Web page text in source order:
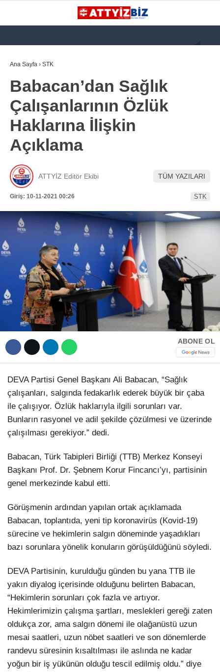
WhatsApp İhbar
Hattı
Facebook
Instagram
TikTok
Dribbble
KATEGORİLER
GÜNDEM
112 ACİL
KPSS
PARAMEDİK (AABT)
STK
İLANLAR
TERCİH ROBOTU
Ana Sayfa › STK
Babacan’dan Sağlık
Çalışanlarının Özlük
Haklarına İlişkin
Açıklama
ATTYİZ Editör Ekibi TÜM YAZILARI
Giriş: 10-11-2021 00:26 STK
ABONE OL
DEVA Partisi Genel Başkanı Ali Babacan, “Sağlık
çalışanları, salgında fedakarlık ederek büyük bir çaba
ile çalışıyor. Özlük haklarıyla ilgili sorunları var.
Bunların rasyonel ve adil şekilde çözülmesi ve üzerinde
çalışılması gerekiyor.” dedi.
Babacan, Türk Tabipleri Birliği (TTB) Merkez Konseyi
Başkanı Prof. Dr. Şebnem Korur Fincancı’yı, partisinin
genel merkezinde kabul etti.
Görüşmenin ardından yapılan ortak açıklamada
Babacan, toplantıda, yeni tip koronavirüs (Kovid-19)
sürecine ve hekimlerin salgın döneminde yaşadıkları
bazı sorunlara yönelik konuların görüşüldüğünü söyledi.
DEVA Partisinin, kurulduğu günden bu yana TTB ile
yakın diyalog içerisinde olduğunu belirten Babacan,
“Hekimlerin sorunları çok fazla ve artıyor.
Hekimlerimizin çalışma şartları, meslekleri gereği zaten
oldukça zor, ama salgın dönemi ile olağanüstü uzun
mesai saatleri, uzun nöbet saatleri ve son dönemlerde
randevu süresinin kısaltılması ile aslında ne kadar
yoğun bir iş yükünün olduğu tescil edilmiş oldu.” diye